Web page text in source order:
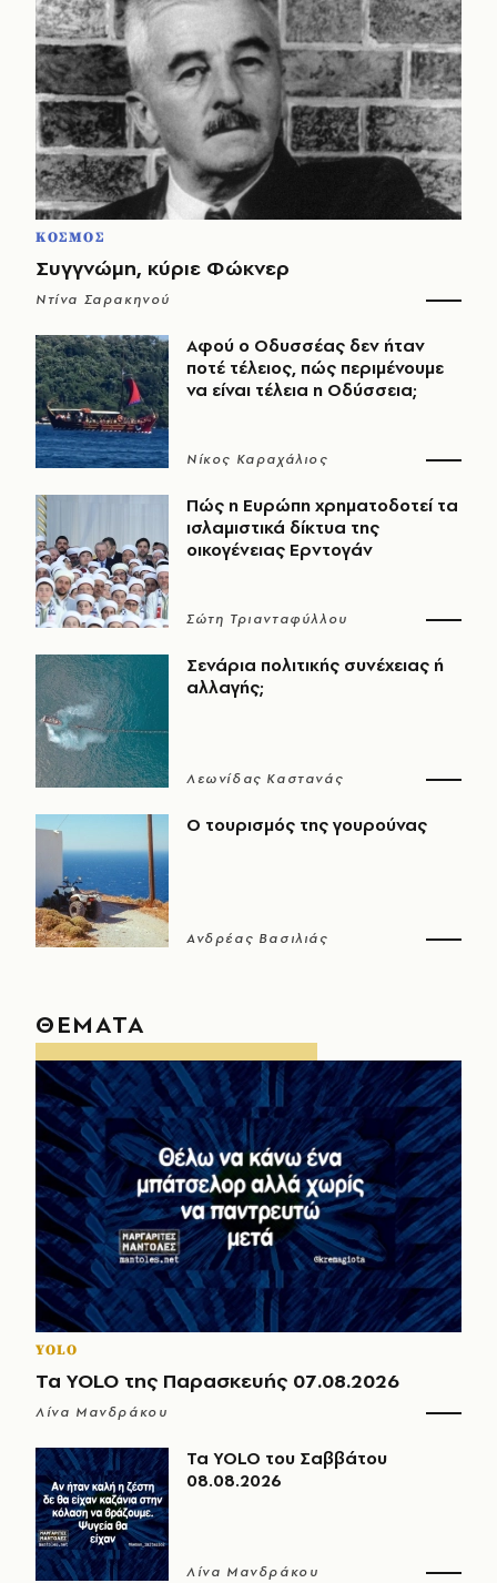
ΚΟΣΜΟΣ
Συγγνώμη, κύριε Φώκνερ
Ντίνα Σαρακηνού
Αφού ο Οδυσσέας δεν ήταν
ποτέ τέλειος, πώς περιμένουμε
να είναι τέλεια η Οδύσσεια;
Νίκος Καραχάλιος
Πώς η Ευρώπη χρηματοδοτεί τα
ισλαμιστικά δίκτυα της
οικογένειας Ερντογάν
Σώτη Τριανταφύλλου
Σενάρια πολιτικής συνέχειας ή
αλλαγής;
Λεωνίδας Καστανάς
Ο τουρισμός της γουρούνας
Ανδρέας Βασιλιάς
ΘΕΜΑΤΑ
YOLO
Τα YOLO της Παρασκευής 07.08.2026
Λίνα Μανδράκου
Τα YOLO του Σαββάτου
08.08.2026
Λίνα Μανδράκου